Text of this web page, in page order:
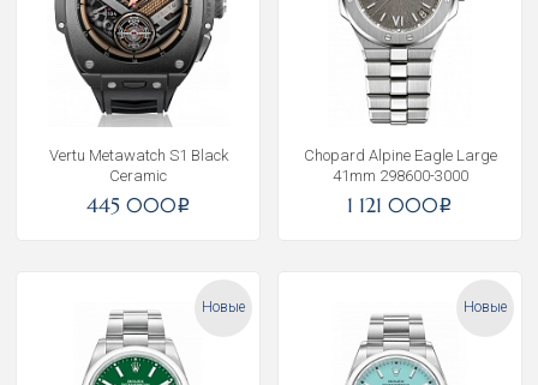
Vertu Metawatch S1 Black
Ceramic
445 000i
Chopard Alpine Eagle Large
41mm 298600-3000
1 121 000i
Новые Новые